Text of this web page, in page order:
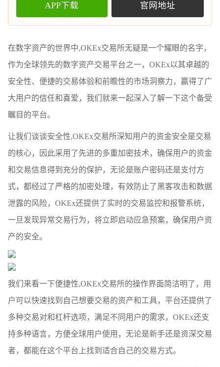
APP下载 官网地址
在数字资产的世界中,OKEx交易所无疑是一个耀眼的名字，
作为全球领先的数字资产交易平台之一，OKEx以其卓越的
安全性、便捷的交易体验和前瞻性的市场洞察力，赢得了广
大用户的信任和喜爱，我们就来一起深入了解一下这个备受
瞩目的平台。
让我们谈谈安全性,OKEx交易所深知用户的资金安全是交易
的核心，因此采用了先进的多重加密技术，确保用户的资金
和交易信息得到充分的保护，无论是账户密码还是支付方
式，都经过了严格的加密处理，有效防止了黑客攻击和数据
泄露的风险，OKEx还提供了实时的交易监控和报警系统，
一旦发现异常交易行为，将立即启动应急预案，确保用户资
产的安全。
我们来看一下便捷性,OKEx交易所的操作界面简洁明了，用
户可以快速找到自己想要交易的资产和工具，平台还提供了
多种交易对和杠杆选项，满足不同用户的需求，OKEx还支
持多种语言，方便全球用户使用，无论是新手还是资深交易
者，都能在这个平台上找到适合自己的交易方式。